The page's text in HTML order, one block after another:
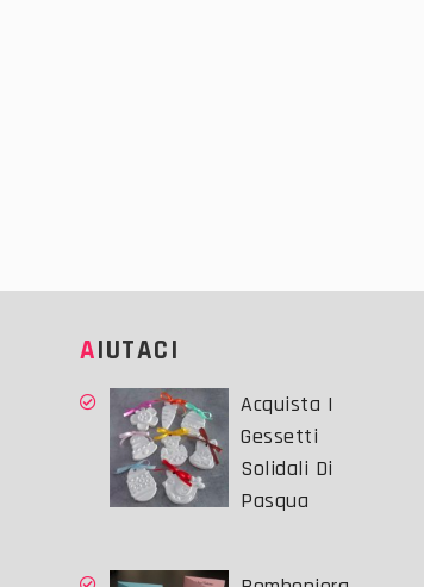
AIUTACI
Acquista I
Gessetti
Solidali Di
Pasqua